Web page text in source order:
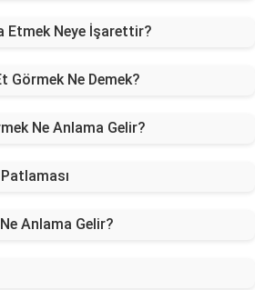
Etmek Neye İşarettir?
Görmek Ne Demek?
Ne Anlama Gelir?
Anlama Gelir?